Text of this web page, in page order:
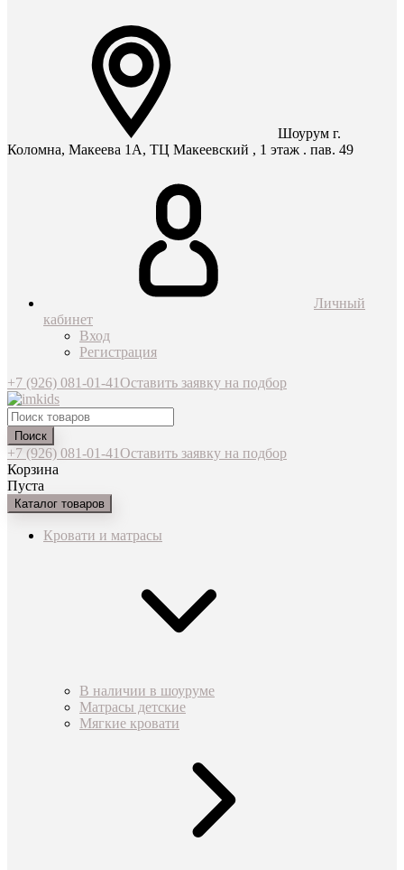
Шоурум г.
Коломна, Макеева 1А, ТЦ Макеевский , 1 этаж . пав. 49
Личный
кабинет
Вход
Регистрация
+7 (926) 081-01-41Оставить заявку на подбор
Поиск
+7 (926) 081-01-41Оставить заявку на подбор
Корзина
Пуста
Каталог товаров
Кровати и матрасы
В наличии в шоуруме
Матрасы детские
Мягкие кровати